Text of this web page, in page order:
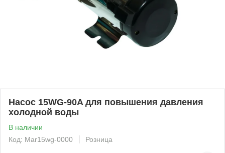
Насос 15WG-90A для повышения давления
холодной воды
В наличии
Код: Mar15wg-0000
Розница